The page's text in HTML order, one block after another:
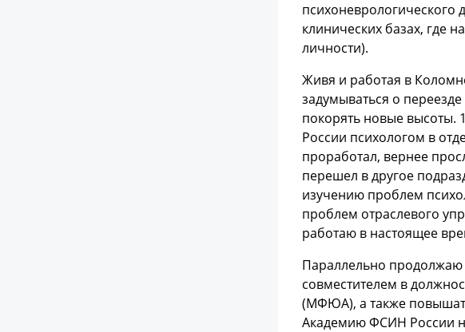
психоневрологического
клинических базах, где
личности).
Живя и работая в
задумываться о
покорять новые высоты.
России психологом в
проработал, вернее
перешел в другое
изучению проблем
проблем отраслевого
работаю в настоящее
Параллельно продолжаю
совместителем в
(МФЮА), а также
Академию ФСИН России